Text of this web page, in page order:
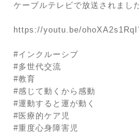
ケーブルテレビで放送されまし
https://youtu.be/
#インクルーシブ
#多世代交流
#教育
#感じて動くから感動
#運動すると運が動く
#医療的ケア児
#重度心身障害児